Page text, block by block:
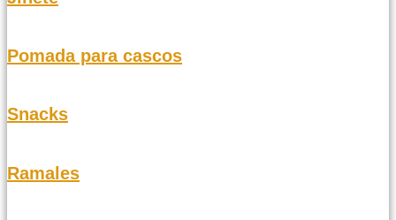
Pomada para cascos
Snacks
Ramales